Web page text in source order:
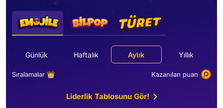
Günlük Haftalık Aylık Yıllık
Sıralamalar 👑 Kazanılan puan
Liderlik Tablosunu Gör!